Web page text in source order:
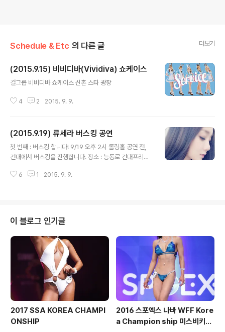
Schedule & Etc 의 다른 글 더보기
(2015.9.15) 비비디바(Vividiva) 쇼케이스
걸그룹 비비디바 쇼케이스 신촌 스타 광장
4 2 2015. 9. 9.
(2015.9.19) 류세라 버스킹 공연
첫 번째 : 버스킹 합니다! 9/19 오후 2시 롤링홀 공연 전,
건대에서 버스킹을 진행합니다. 장소 : 능동로 건대프리마
학건물 옆) 시간 : 9월 19일 오후 2시부터
6 1 2015. 9. 9.
이 블로그 인기글
2017 SSA KOREA CHAMPI
ONSHIP
2016 스포엑스 나바 WFF Kore
a Champion ship 미스비키니